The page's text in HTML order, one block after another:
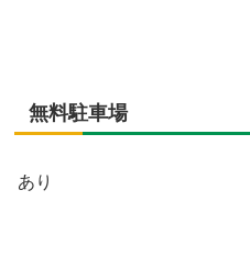
無料駐車場
あり